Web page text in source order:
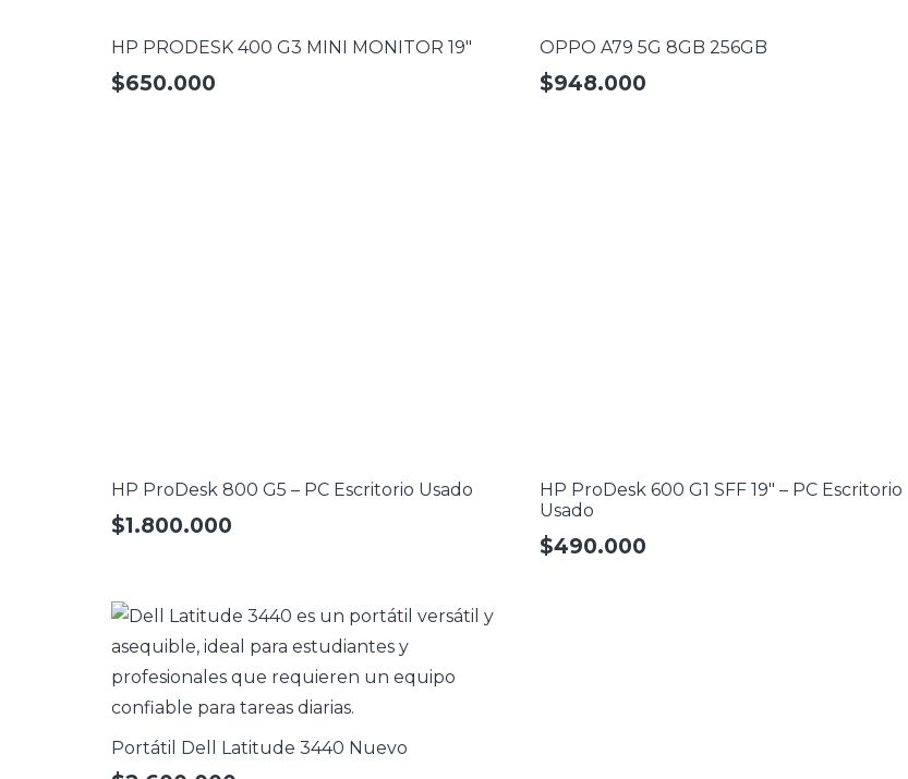
HP PRODESK 400 G3 MINI MONITOR 19″
$650.000
OPPO A79 5G 8GB 256GB
$948.000
HP ProDesk 800 G5 – PC Escritorio Usado
$1.800.000
HP ProDesk 600 G1 SFF 19″ – PC Escritorio
Usado
$490.000
Portátil Dell Latitude 3440 Nuevo